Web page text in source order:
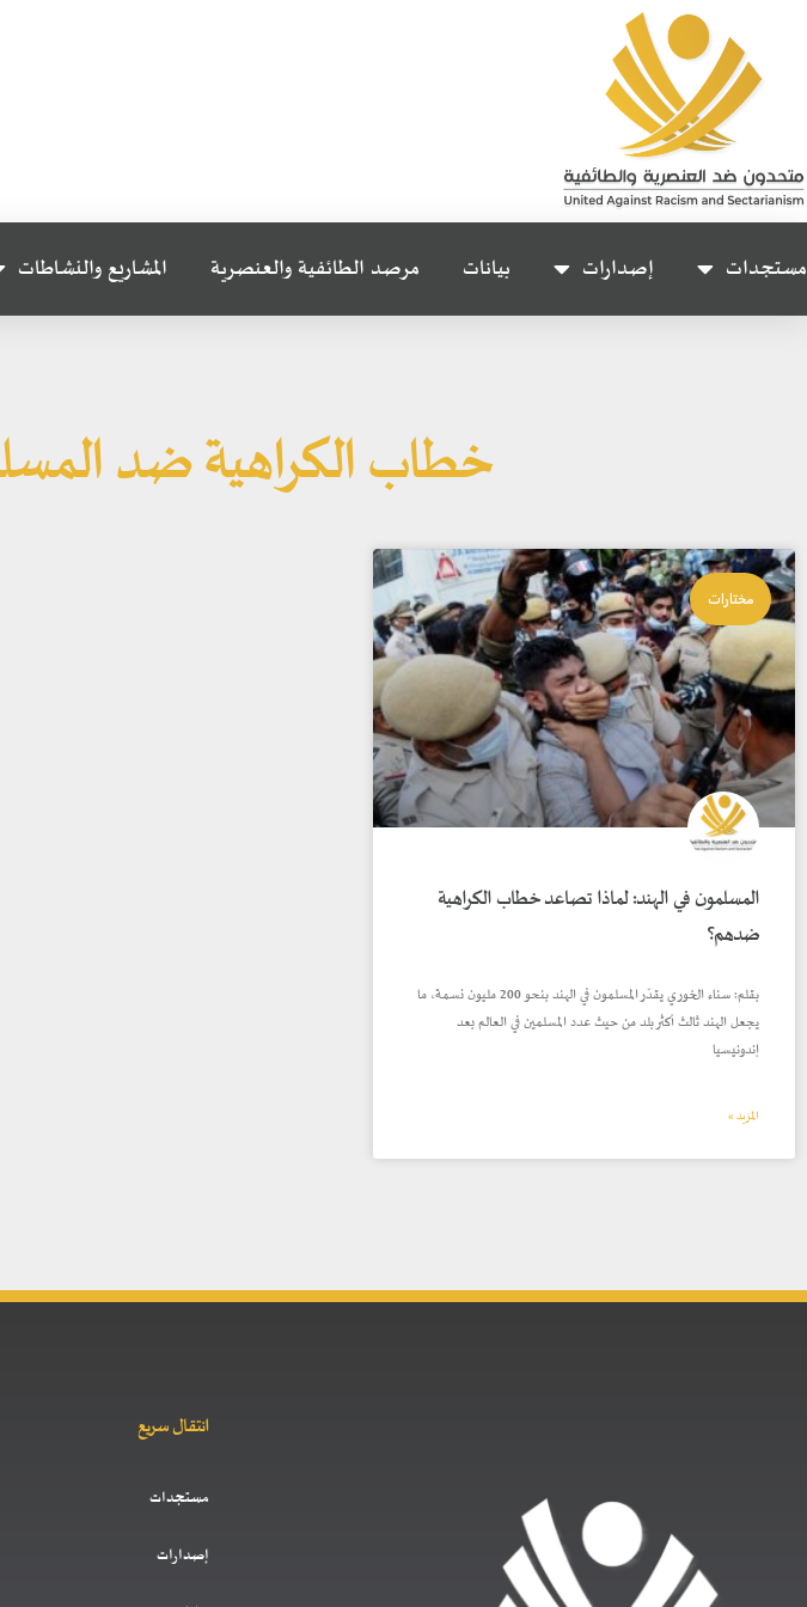
مستجدات إصدارات بيانات مرصد الطائفية والعنصرية المشاريع والنشاطات
خطاب الكراهية ضد
مختارات
المسلمون في الهند: لماذا تصاعد خطاب الكراهية
ضدهم؟
بقلم: سناء الخوري يقدّر المسلمون في الهند بنحو 200 مليون نسمة، ما
يجعل الهند ثالث أكثر بلد من حيث عدد المسلمين في العالم بعد
إندونيسيا
المزيد »
انتقال سريع
مستجدات
إصدارات